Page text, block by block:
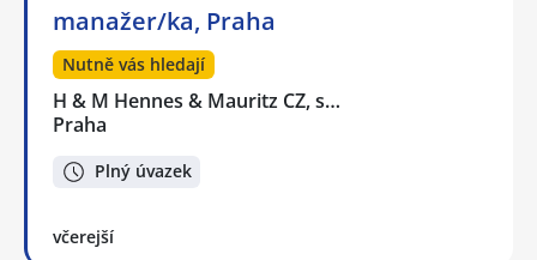
manažer/ka, Praha
Nutně vás hledají
H & M Hennes & Mauritz CZ, s…
Praha
Plný úvazek
včerejší